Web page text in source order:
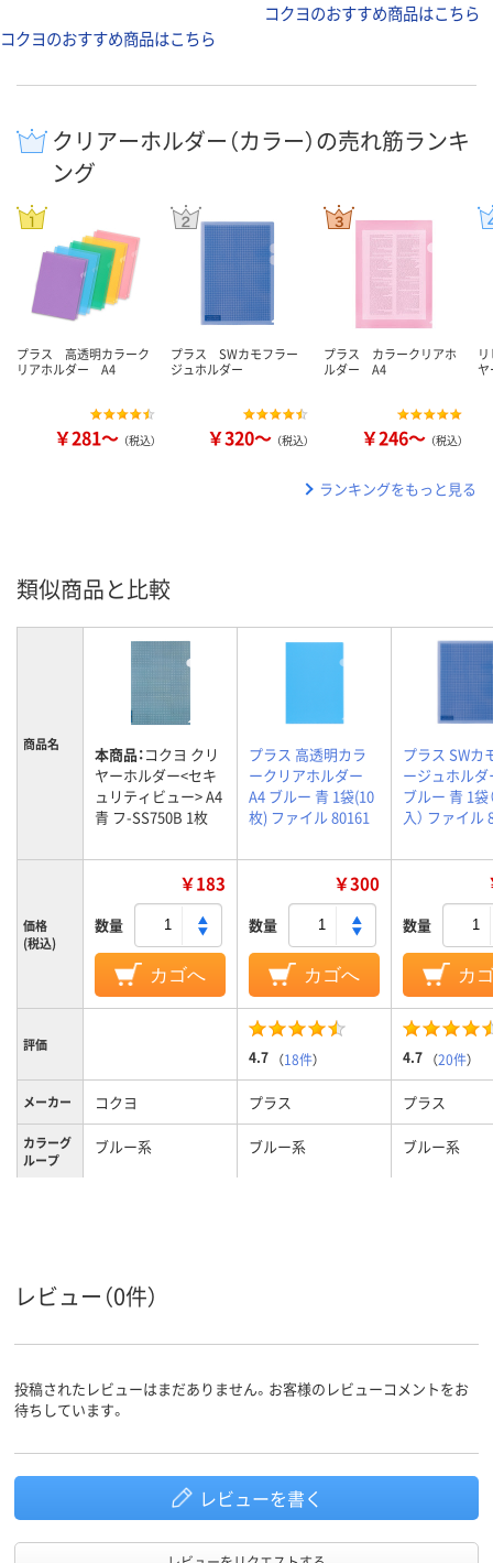
コクヨのおすすめ商品はこちら
コクヨのおすすめ商品はこちら
クリアーホルダー（カラー）の売れ筋ランキ
ング
プラス 高透明カラーク
リアホルダー A4
￥281～ （税込）
プラス SWカモフラー
ジュホルダー
￥320～ （税込）
プラス カラークリアホ
ルダー A4
￥246～ （税込）
ヤ
ランキングをもっと見る
類似商品と比較
商品名 本商品：コクヨ クリ
ヤーホルダー<セキ
ュリティビュー> A4
青 フ-SS750B 1枚
プラス 高透明カラ
ークリアホルダー
A4 ブルー 青 1袋(10
枚) ファイル 80161
プラス SWカ
ージュホルダ
ブルー 青 1袋
入） ファイル
価格
(税込)
￥183
数量
カゴへ
￥300
数量
カゴへ
数量
カ
評価
4.7 （18件） 4.7 （20件）
メーカー コクヨ プラス プラス
カラーグ
ループ
ブルー系 ブルー系 ブルー系
向き タテ
レビュー（0件）
投稿されたレビューはまだありません。お客様のレビューコメントをお
待ちしています。
レビューを書く